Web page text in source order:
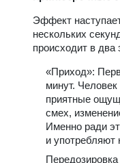
Эффект
нескольких
происходит в два
«Приход»:
минут.
приятные
смех,
Именно ради
и употребляют